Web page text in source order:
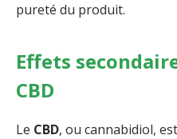
pureté du produit.
Effets
CBD
Le CBD, ou cannabidiol,